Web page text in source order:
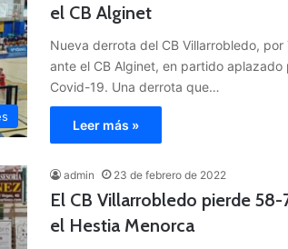
el CB Alginet
Nueva derrota del CB Villarrobledo, por
ante el CB Alginet, en partido aplazado
Covid-19. Una derrota que…
Leer más »
admin 23 de febrero de 2022
El CB Villarrobledo pierde
el Hestia Menorca